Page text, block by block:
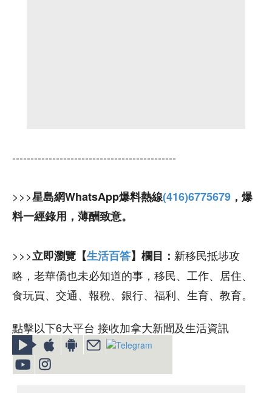
---------------------------------------------
>>>星島網WhatsApp爆料熱線(416)6775679 ，爆
料一經錄用，薄酬致意。
>>>立即瀏覽【生活百答】欄目： 新移民抵埗攻
略，老華僑也未必知道的事，移民、工作、居住、
食玩買、交通、報稅、銀行、福利、生育、教育。
點擊以下6大平台 接收加拿大新聞及生活資訊